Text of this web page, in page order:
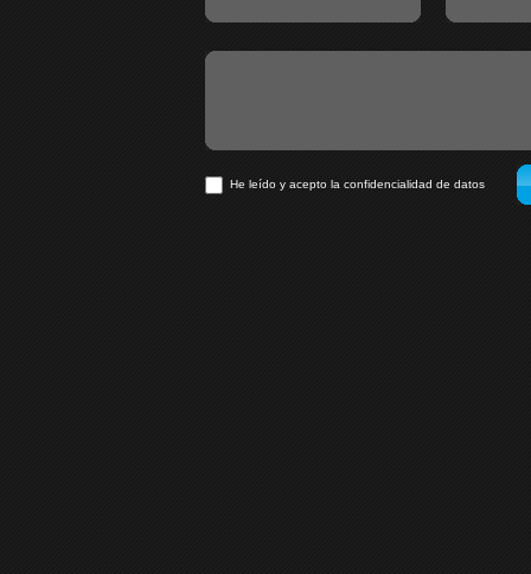
He leído y acepto la confidencialidad de datos